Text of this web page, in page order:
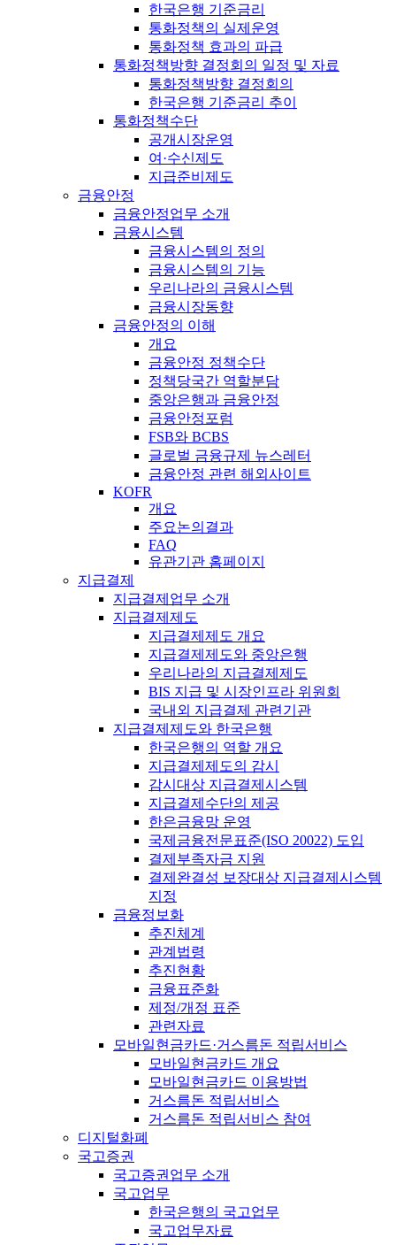
한국은행 기준금리
통화정책의 실제운영
통화정책 효과의 파급
통화정책방향 결정회의 일정 및 자료
통화정책방향 결정회의
한국은행 기준금리 추이
통화정책수단
공개시장운영
여·수신제도
지급준비제도
금융안정
금융안정업무 소개
금융시스템
금융시스템의 정의
금융시스템의 기능
우리나라의 금융시스템
금융시장동향
금융안정의 이해
개요
금융안정 정책수단
정책당국간 역할분담
중앙은행과 금융안정
금융안정포럼
FSB와 BCBS
글로벌 금융규제 뉴스레터
금융안정 관련 해외사이트
KOFR
개요
주요논의결과
FAQ
유관기관 홈페이지
지급결제
지급결제업무 소개
지급결제제도
지급결제제도 개요
지급결제제도와 중앙은행
우리나라의 지급결제제도
BIS 지급 및 시장인프라 위원회
국내외 지급결제 관련기관
지급결제제도와 한국은행
한국은행의 역할 개요
지급결제제도의 감시
감시대상 지급결제시스템
지급결제수단의 제공
한은금융망 운영
국제금융전문표준(ISO 20022) 도입
결제부족자금 지원
결제완결성 보장대상 지급결제시스템
지정
금융정보화
추진체계
관계법령
추진현황
금융표준화
제정/개정 표준
관련자료
모바일현금카드·거스름돈 적립서비스
모바일현금카드 개요
모바일현금카드 이용방법
거스름돈 적립서비스
거스름돈 적립서비스 참여
디지털화폐
국고증권
국고증권업무 소개
국고업무
한국은행의 국고업무
국고업무자료